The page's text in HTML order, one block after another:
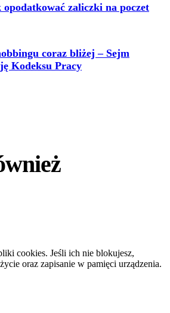
zaliczki na poczet
coraz bliżej – Sejm
Kodeksu Pracy
cookies. Jeśli ich nie blokujesz,
oraz zapisanie w pamięci urządzenia.